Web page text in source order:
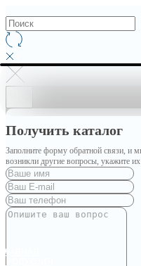
ГЛАВНАЯ
Получить каталог
Заполните форму обратной связи, и
возникли другие вопросы, укажите